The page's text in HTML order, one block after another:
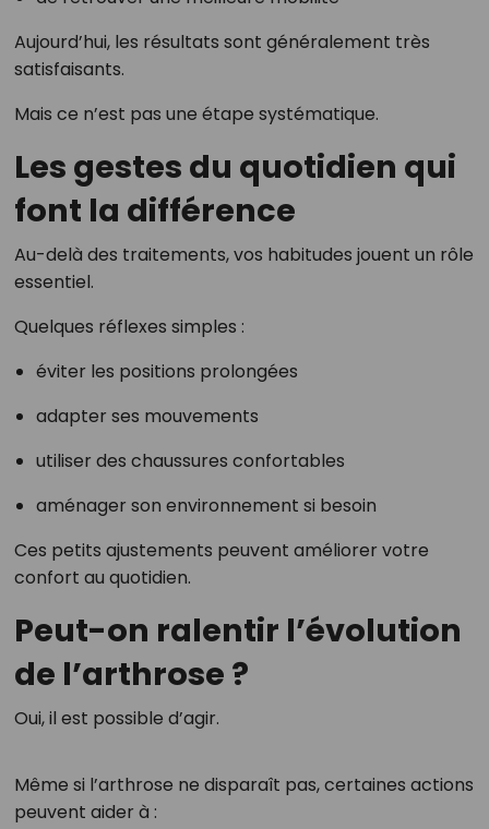
Aujourd’hui, les résultats sont généralement très
satisfaisants.
Mais ce n’est pas une étape systématique.
Les gestes du quotidien qui
font la différence
Au-delà des traitements, vos habitudes jouent un rôle
essentiel.
Quelques réflexes simples :
éviter les positions prolongées
adapter ses mouvements
utiliser des chaussures confortables
aménager son environnement si besoin
Ces petits ajustements peuvent améliorer votre
confort au quotidien.
Peut-on ralentir l’évolution
de l’arthrose ?
Oui, il est possible d’agir.
Même si l’arthrose ne disparaît pas, certaines actions
peuvent aider à :